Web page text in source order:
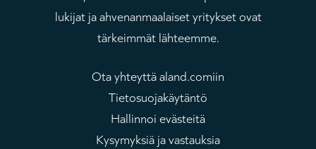
lukijat ja ahvenanmaalaiset yritykset ovat
tärkeimmät lähteemme.
Ota yhteyttä aland.comiin
Tietosuojakäytäntö
Hallinnoi evästeitä
Kysymyksiä ja vastauksia